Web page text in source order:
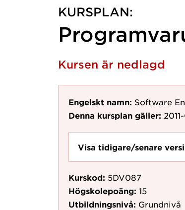
KURSPLAN:
Kursen är nedlagd
Engelskt namn: Software
Denna kursplan gäller:
Visa tidigare/senare
Kurskod: 5DV087
Högskolepoäng: 15
Utbildningsnivå: Grundnivå